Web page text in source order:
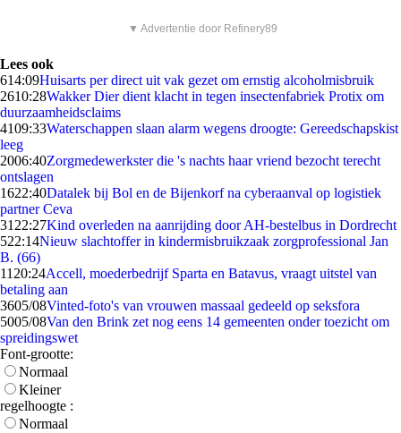
▼ Advertentie door Refinery89
Lees ook
614:09Huisarts per direct uit vak gezet om ernstig alcoholmisbruik
2610:28Wakker Dier dient klacht in tegen insectenfabriek Protix om
duurzaamheidsclaims
4109:33Waterschappen slaan alarm wegens droogte: Gereedschapskist
leeg
2006:40Zorgmedewerkster die 's nachts haar vriend bezocht terecht
ontslagen
1622:40Datalek bij Bol en de Bijenkorf na cyberaanval op logistiek
partner Ceva
31 22:27Kind overleden na aanrijding door AH-bestelbus in Dordrecht
522:14Nieuw slachtoffer in kindermisbruikzaak zorgprofessional Jan
B. (66)
11 20:24Accell, moederbedrijf Sparta en Batavus, vraagt uitstel van
betaling aan
3605/08Vinted-foto's van vrouwen massaal gedeeld op seksfora
5005/08Van den Brink zet nog eens 14 gemeenten onder toezicht om
spreidingswet
Font-grootte:
Normaal
Kleiner
regelhoogte :
Normaal